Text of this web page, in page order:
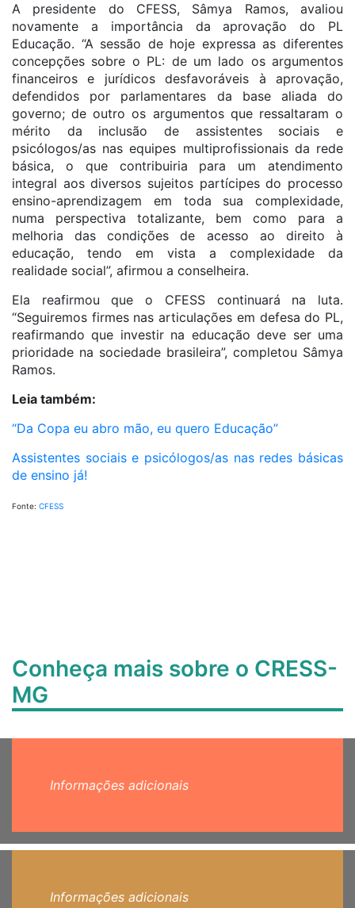
A presidente do CFESS, Sâmya Ramos, avaliou
novamente a importância da aprovação do PL
Educação. “A sessão de hoje expressa as diferentes
concepções sobre o PL: de um lado os argumentos
financeiros e jurídicos desfavoráveis à aprovação,
defendidos por parlamentares da base aliada do
governo; de outro os argumentos que ressaltaram o
mérito da inclusão de assistentes sociais e
psicólogos/as nas equipes multiprofissionais da rede
básica, o que contribuiria para um atendimento
integral aos diversos sujeitos partícipes do processo
ensino-aprendizagem em toda sua complexidade,
numa perspectiva totalizante, bem como para a
melhoria das condições de acesso ao direito à
educação, tendo em vista a complexidade da
realidade social”, afirmou a conselheira.
Ela reafirmou que o CFESS continuará na luta.
“Seguiremos firmes nas articulações em defesa do PL,
reafirmando que investir na educação deve ser uma
prioridade na sociedade brasileira”, completou Sâmya
Ramos.
Leia também:
“Da Copa eu abro mão, eu quero Educação”
Assistentes sociais e psicólogos/as nas redes básicas
de ensino já!
Fonte: CFESS
Conheça mais sobre o CRESS-
MG
Informações adicionais
Informações adicionais